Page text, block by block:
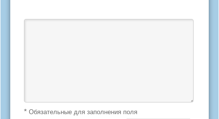
* Обязательные для заполнения поля